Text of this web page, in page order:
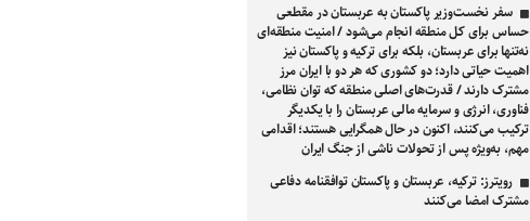
سفر نخست‌وزیر پاکستان به عربستان در مقطعی
حساس برای کل منطقه انجام می‌شود / امنیت منطقه‌ای
نه‌تنها برای عربستان، بلکه برای ترکیه و پاکستان نیز
اهمیت حیاتی دارد؛ دو کشوری که هر دو با ایران مرز
مشترک دارند / قدرت‌های اصلی منطقه که توان نظامی،
فناوری، انرژی و سرمایه مالی عربستان را با یکدیگر
ترکیب می‌کنند، اکنون در حال همگرایی هستند؛ اقدامی
مهم، به‌ویژه پس از تحولات ناشی از جنگ ایران
رویترز: ترکیه، عربستان و پاکستان توافقنامه دفاعی
مشترک امضا می‌کنند